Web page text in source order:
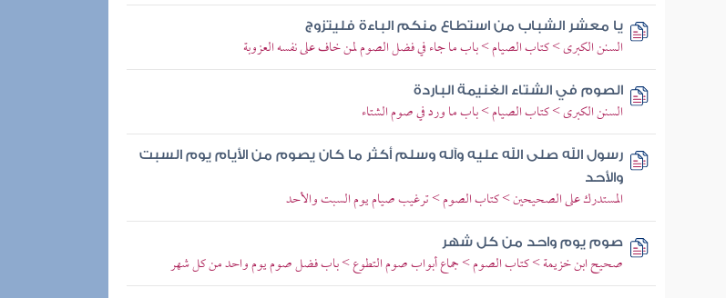
يا معشر الشباب من استطاع منكم الباءة فليتزوج
السنن الكبرى > كتاب الصيام > باب ما جاء في فضل الصوم لمن خاف على نفسه العزوبة
الصوم في الشتاء الغنيمة الباردة
السنن الكبرى > كتاب الصيام > باب ما ورد في صوم الشتاء
رسول الله صلى الله عليه وآله وسلم أكثر ما كان يصوم من الأيام يوم السبت
والأحد
المستدرك على الصحيحين > كتاب الصوم > ترغيب صيام يوم السبت والأحد
صوم يوم واحد من كل شهر
صحيح ابن خزيمة > كتاب الصوم > جماع أبواب صوم التطوع > باب فضل صوم يوم واحد من كل شهر